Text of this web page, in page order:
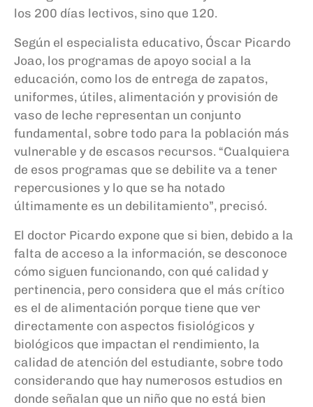
los 200 días lectivos, sino que 120.
Según el especialista educativo, Óscar Picardo
Joao, los programas de apoyo social a la
educación, como los de entrega de zapatos,
uniformes, útiles, alimentación y provisión de
vaso de leche representan un conjunto
fundamental, sobre todo para la población más
vulnerable y de escasos recursos. “Cualquiera
de esos programas que se debilite va a tener
repercusiones y lo que se ha notado
últimamente es un debilitamiento”, precisó.
El doctor Picardo expone que si bien, debido a la
falta de acceso a la información, se desconoce
cómo siguen funcionando, con qué calidad y
pertinencia, pero considera que el más crítico
es el de alimentación porque tiene que ver
directamente con aspectos fisiológicos y
biológicos que impactan el rendimiento, la
calidad de atención del estudiante, sobre todo
considerando que hay numerosos estudios en
donde señalan que un niño que no está bien